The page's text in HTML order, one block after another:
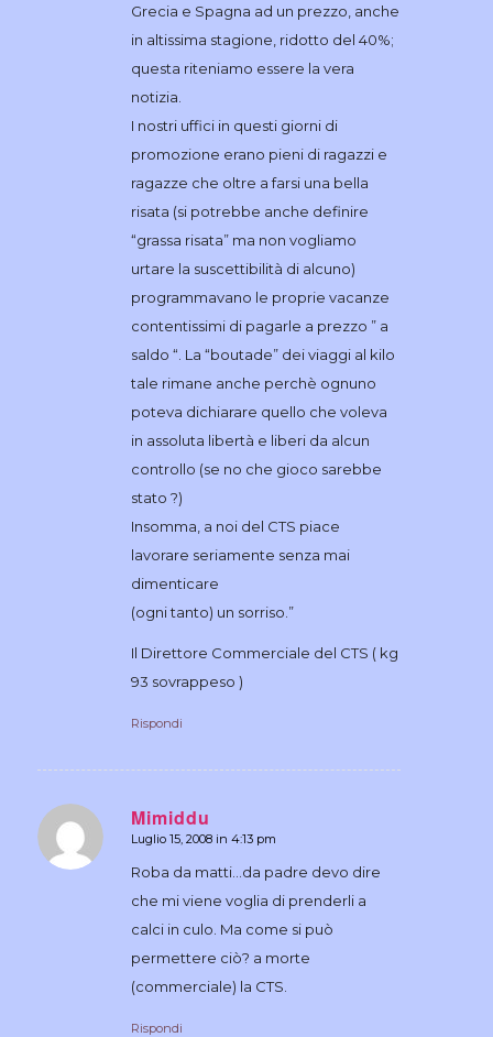
Grecia e Spagna ad un prezzo, anche
in altissima stagione, ridotto del 40%;
questa riteniamo essere la vera
notizia.
I nostri uffici in questi giorni di
promozione erano pieni di ragazzi e
ragazze che oltre a farsi una bella
risata (si potrebbe anche definire
“grassa risata” ma non vogliamo
urtare la suscettibilità di alcuno)
programmavano le proprie vacanze
contentissimi di pagarle a prezzo ” a
saldo “. La “boutade” dei viaggi al kilo
tale rimane anche perchè ognuno
poteva dichiarare quello che voleva
in assoluta libertà e liberi da alcun
controllo (se no che gioco sarebbe
stato ?)
Insomma, a noi del CTS piace
lavorare seriamente senza mai
dimenticare
(ogni tanto) un sorriso.”
Il Direttore Commerciale del CTS ( kg
93 sovrappeso )
Rispondi
Mimiddu
dice:
Luglio 15, 2008 in 4:13 pm
Roba da matti…da padre devo dire
che mi viene voglia di prenderli a
calci in culo. Ma come si può
permettere ciò? a morte
(commerciale) la CTS.
Rispondi